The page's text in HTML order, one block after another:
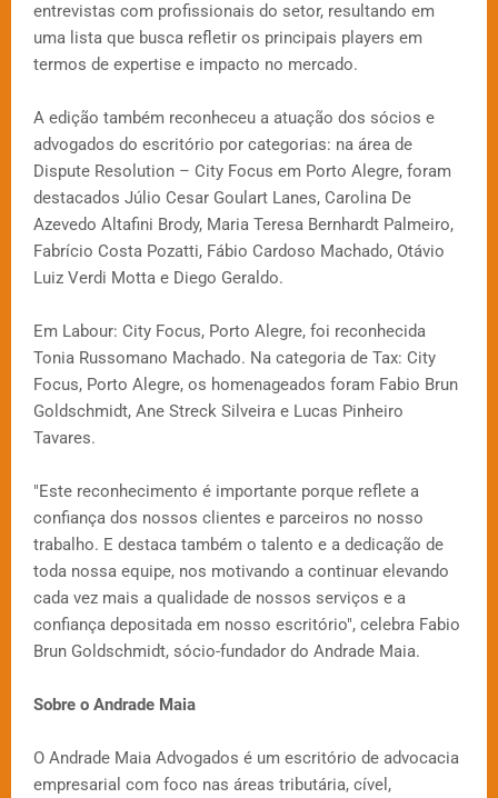
entrevistas com profissionais do setor, resultando em
uma lista que busca refletir os principais players em
termos de expertise e impacto no mercado.
A edição também reconheceu a atuação dos sócios e
advogados do escritório por categorias: na área de
Dispute Resolution – City Focus em Porto Alegre, foram
destacados Júlio Cesar Goulart Lanes, Carolina De
Azevedo Altafini Brody, Maria Teresa Bernhardt Palmeiro,
Fabrício Costa Pozatti, Fábio Cardoso Machado, Otávio
Luiz Verdi Motta e Diego Geraldo.
Em Labour: City Focus, Porto Alegre, foi reconhecida
Tonia Russomano Machado. Na categoria de Tax: City
Focus, Porto Alegre, os homenageados foram Fabio Brun
Goldschmidt, Ane Streck Silveira e Lucas Pinheiro
Tavares.
"Este reconhecimento é importante porque reflete a
confiança dos nossos clientes e parceiros no nosso
trabalho. E destaca também o talento e a dedicação de
toda nossa equipe, nos motivando a continuar elevando
cada vez mais a qualidade de nossos serviços e a
confiança depositada em nosso escritório", celebra Fabio
Brun Goldschmidt, sócio-fundador do Andrade Maia.
Sobre o Andrade Maia
O Andrade Maia Advogados é um escritório de advocacia
empresarial com foco nas áreas tributária, cível,